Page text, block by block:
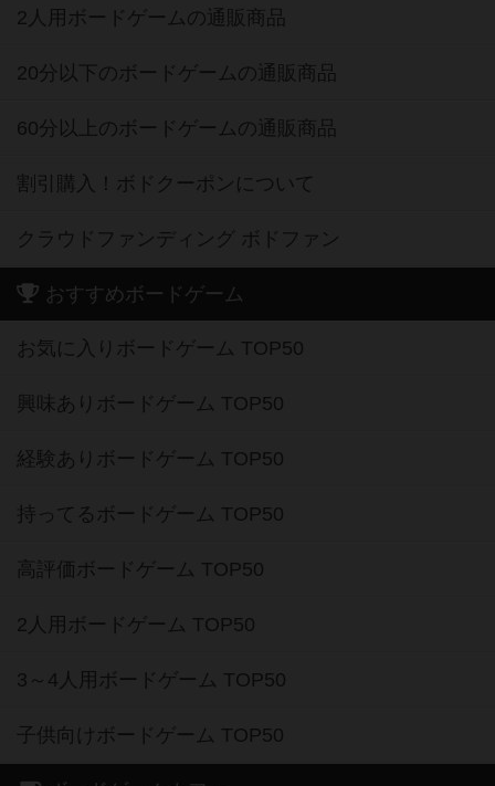
2人用ボードゲームの通販商品
20分以下のボードゲームの通販商品
60分以上のボードゲームの通販商品
割引購入！ボドクーポンについて
クラウドファンディング ボドファン
おすすめボードゲーム
お気に入りボードゲーム TOP50
興味ありボードゲーム TOP50
経験ありボードゲーム TOP50
持ってるボードゲーム TOP50
高評価ボードゲーム TOP50
2人用ボードゲーム TOP50
3～4人用ボードゲーム TOP50
子供向けボードゲーム TOP50